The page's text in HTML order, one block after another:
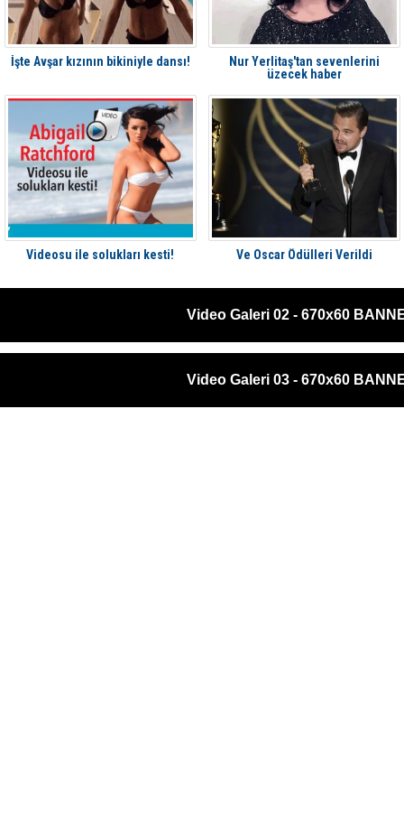
İşte Avşar kızının bikiniyle dansı!
Nur Yerlitaş'tan sevenlerini
üzecek haber
Videosu ile solukları kesti! Ve Oscar Ödülleri Verildi
Video Galeri 02 - 670x60
Video Galeri 03 - 670x60